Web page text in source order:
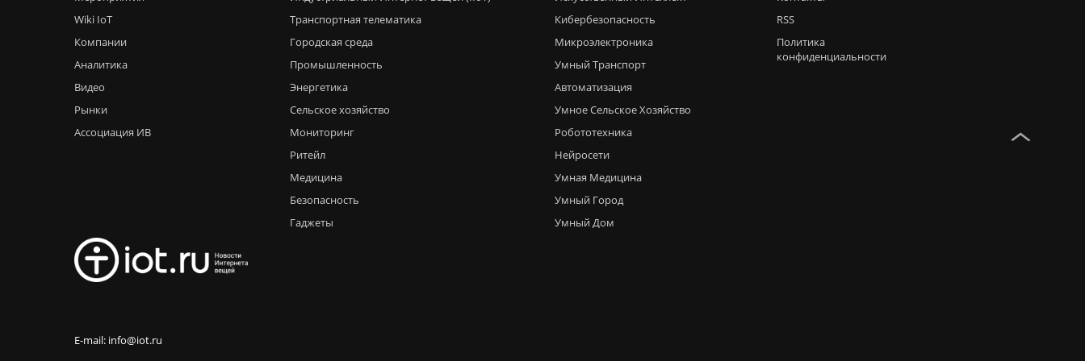
Wiki IoT
Компании
Аналитика
Видео
Рынки
Ассоциация ИВ
Транспортная телематика
Городская среда
Промышленность
Энергетика
Сельское хозяйство
Мониторинг
Ритейл
Медицина
Безопасность
Гаджеты
Кибербезопасность
Микроэлектроника
Умный Транспорт
Автоматизация
Умное Сельское Хозяйство
Робототехника
Нейросети
Умная Медицина
Умный Город
Умный Дом
RSS
Политика
конфиденциальности
E-mail: info@iot.ru